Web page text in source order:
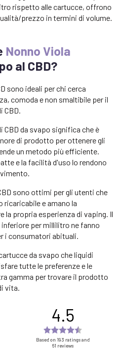
rispetto alle cartucce, offrono
prezzo in termini di volume.
Nonno Viola
al CBD?
sono ideali per chi cerca
comoda e non smaltibile per il
CBD.
CBD da svapo significa che è
di prodotto per ottenere gli
un metodo più efficiente.
e la facilità d'uso lo rendono
sono ottimi per gli utenti che
e amano la
la propria esperienza di vaping. Il
per millilitro ne fanno
i consumatori abituali.
da svapo che liquidi
tutte le preferenze e le
gamma per trovare il prodotto
vita.
out of 5 stars
out of 5 stars
3 out of 5 stars
2 out of 5 stars
out of 5 stars
4.5
4.5
Based on 193 ratings and
61 reviews